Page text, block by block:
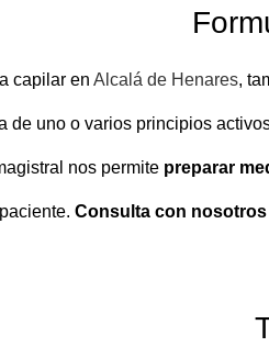
capilar en Alcalá de Henares,
de uno o varios principios
nos permite preparar
paciente. Consulta con